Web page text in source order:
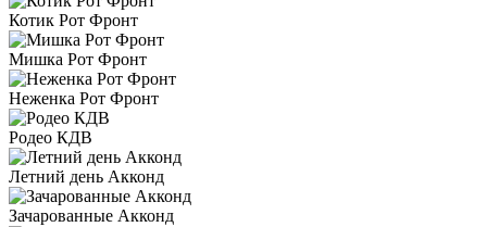
Котик Рот Фронт
Мишка Рот Фронт
Неженка Рот Фронт
Родео КДВ
Летний день Акконд
Зачарованные Акконд